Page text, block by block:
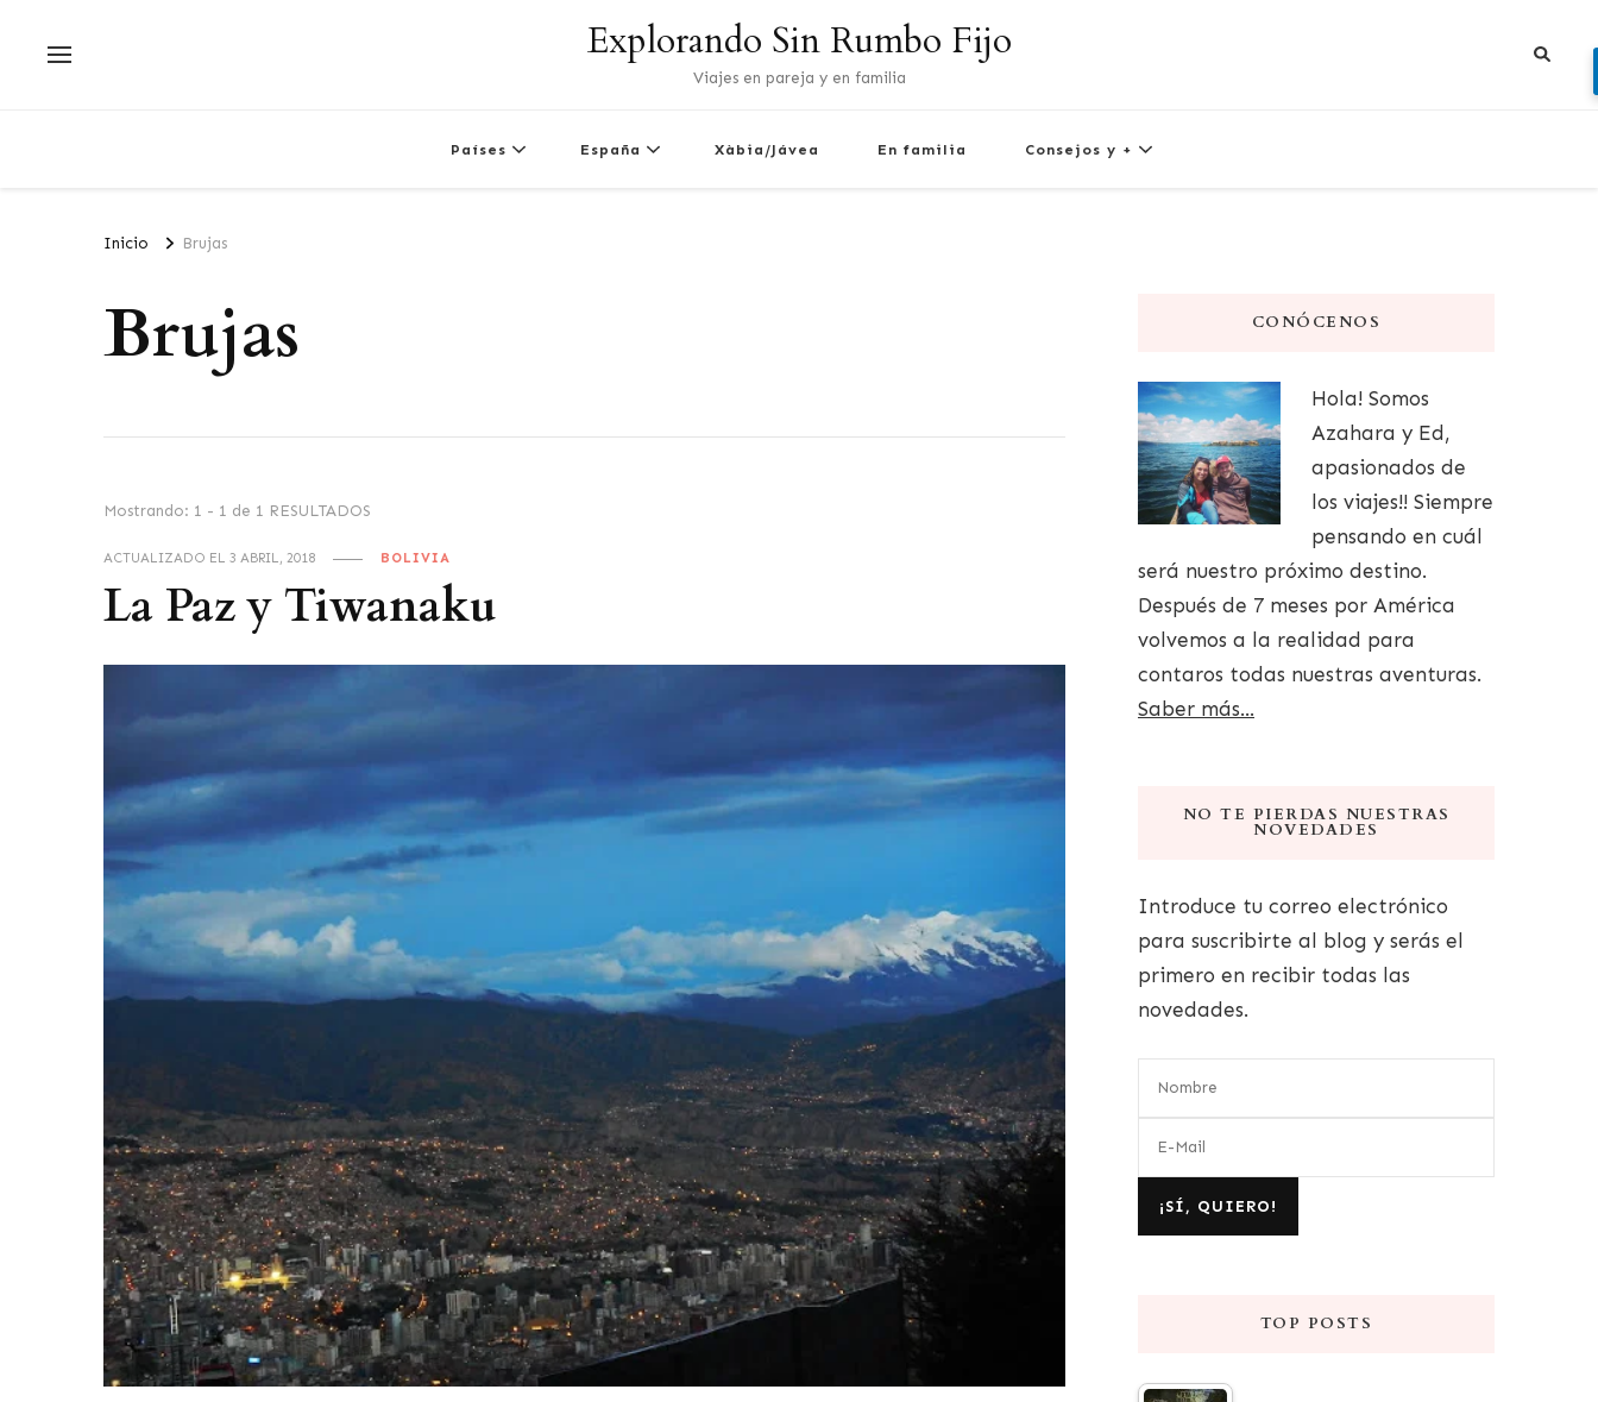
Explorando Sin Rumbo Fijo
Viajes en pareja y en familia
Países España Xàbia/Jávea En familia Consejos y +
Inicio Brujas
Brujas
Mostrando: 1 - 1 de 1 RESULTADOS
ACTUALIZADO EL 3 ABRIL, 2018 BOLIVIA
La Paz y Tiwanaku
CONÓCENOS
Hola! Somos
Azahara y Ed,
apasionados de
los viajes!! Siempre
pensando en cuál
será nuestro próximo destino.
Después de 7 meses por América
volvemos a la realidad para
contaros todas nuestras aventuras.
Saber más...
NO TE PIERDAS NUESTRAS
NOVEDADES
Introduce tu correo electrónico
para suscribirte al blog y serás el
primero en recibir todas las
novedades.
TOP POSTS